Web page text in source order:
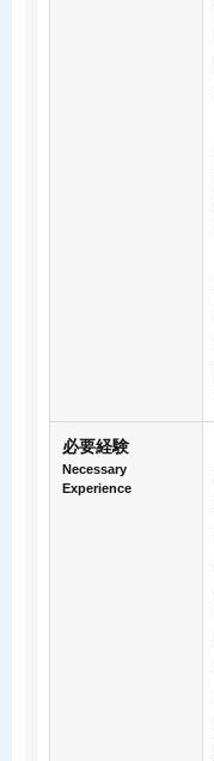
必要経験
Necessary
Experience